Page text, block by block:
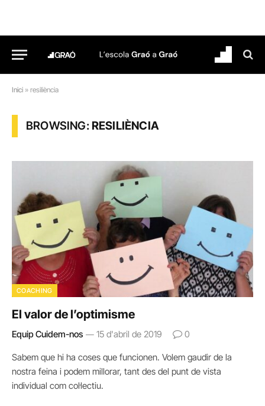
Inici » resiliència
BROWSING:RESILIÈNCIA
COACHING
El valor de l’optimisme
Equip Cuidem-nos 15 d'abril de 2019 0
Sabem que hi ha coses que funcionen. Volem gaudir de la
nostra feina i podem millorar, tant des del punt de vista
individual com col·lectiu.